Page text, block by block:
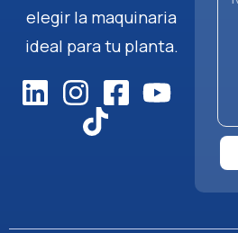
elegir la maquinaria
ideal para tu planta.